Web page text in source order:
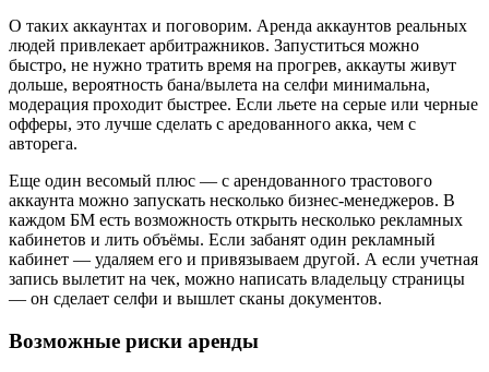
О таких аккаунтах и поговорим. Аренда аккаунтов реальных
людей привлекает арбитражников. Запуститься можно
быстро, не нужно тратить время на прогрев, аккауты живут
дольше, вероятность бана/вылета на селфи минимальна,
модерация проходит быстрее. Если льете на серые или черные
офферы, это лучше сделать с аредованного акка, чем с
авторега.
Еще один весомый плюс — с арендованного трастового
аккаунта можно запускать несколько бизнес-менеджеров. В
каждом БМ есть возможность открыть несколько рекламных
кабинетов и лить объёмы. Если забанят один рекламный
кабинет — удаляем его и привязываем другой. А если учетная
запись вылетит на чек, можно написать владельцу страницы
— он сделает селфи и вышлет сканы документов.
Возможные риски аренды